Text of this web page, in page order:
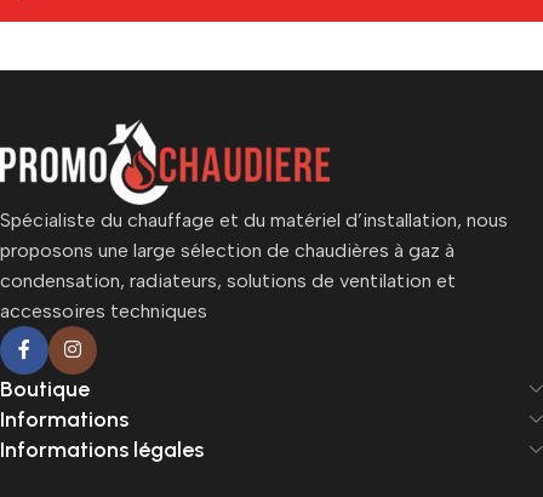
Spécialiste du chauffage et du matériel d’installation, nous
proposons une large sélection de chaudières à gaz à
condensation, radiateurs, solutions de ventilation et
accessoires techniques
Boutique
Informations
Informations légales